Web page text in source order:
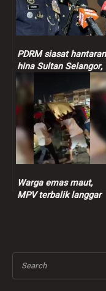
PDRM siasat hantaran
hina Sultan Selangor,
21 laporan diterima
Warga emas maut,
MPV terbalik langgar
Search